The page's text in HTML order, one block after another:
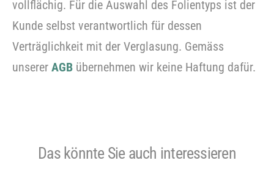
vollflächig. Für die Auswahl des Folientyps ist der
Kunde selbst verantwortlich für dessen
Verträglichkeit mit der Verglasung. Gemäss
unserer AGB übernehmen wir keine Haftung dafür.
Das könnte Sie auch interessieren